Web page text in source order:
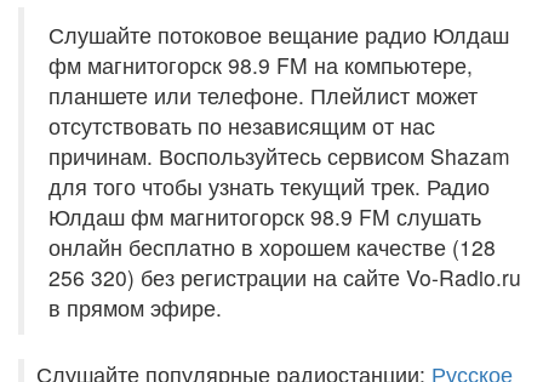
Слушайте потоковое вещание радио Юлдаш
фм магнитогорск 98.9 FM на компьютере,
планшете или телефоне. Плейлист может
отсутствовать по независящим от нас
причинам. Воспользуйтесь сервисом Shazam
для того чтобы узнать текущий трек. Радио
Юлдаш фм магнитогорск 98.9 FM слушать
онлайн бесплатно в хорошем качестве (128
256 320) без регистрации на сайте Vo-Radio.ru
в прямом эфире.
Слушайте популярные радиостанции: Русское